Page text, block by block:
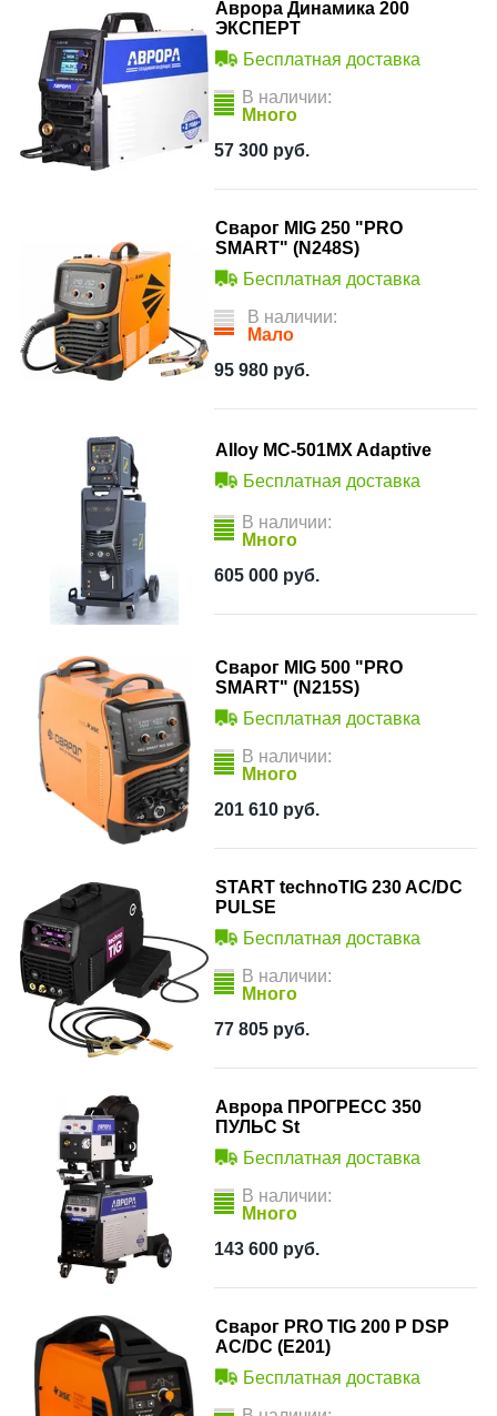
Аврора Динамика 200
ЭКСПЕРТ
Бесплатная доставка
В наличии:
Много
57 300 руб.
Сварог MIG 250 "PRO
SMART" (N248S)
Бесплатная доставка
В наличии:
Мало
95 980 руб.
Alloy MC-501MX Adaptive
Бесплатная доставка
В наличии:
Много
605 000 руб.
Сварог MIG 500 "PRO
SMART" (N215S)
Бесплатная доставка
В наличии:
Много
201 610 руб.
START technoTIG 230 AC/DC
PULSE
Бесплатная доставка
В наличии:
Много
77 805 руб.
Аврора ПРОГРЕСС 350
ПУЛЬС St
Бесплатная доставка
В наличии:
Много
143 600 руб.
Сварог PRO TIG 200 P DSP
AC/DC (E201)
Бесплатная доставка